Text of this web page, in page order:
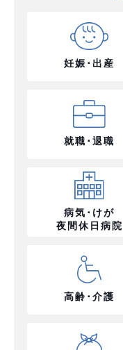
妊娠･出産
就職･退職
病気･けが
夜間休日病院
高齢･介護